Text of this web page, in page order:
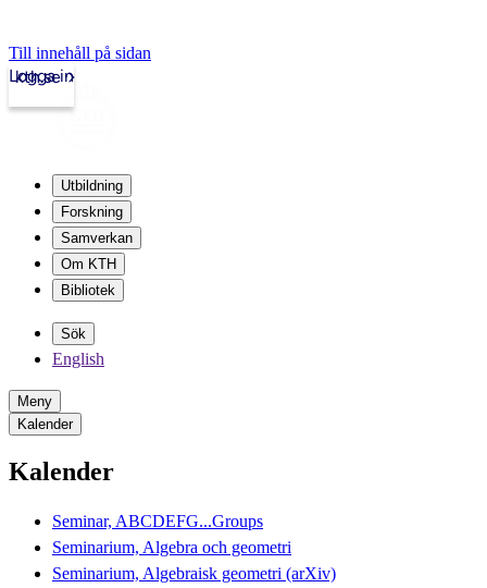
Till innehåll på sidan
kth.se
Logga in
Utbildning
Forskning
Samverkan
Om KTH
Bibliotek
Sök
English
Meny
Kalender
Kalender
Seminar, ABCDEFG...Groups
Seminarium, Algebra och geometri
Seminarium, Algebraisk geometri (arXiv)